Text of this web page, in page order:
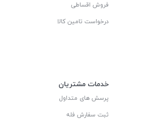
فروش اقساطی
درخواست تامین کالا
خدمات مشتریان
پرسش های متداول
ثبت سفارش فله